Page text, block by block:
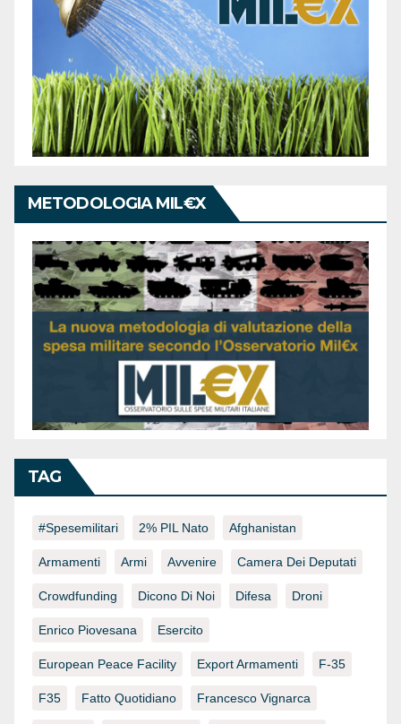
METODOLOGIA MIL€X
TAG
#spesemilitari 2% PIL Nato Afghanistan
Armamenti Armi Avvenire Camera Dei Deputati
Crowdfunding Dicono Di Noi Difesa Droni
Enrico Piovesana Esercito
European Peace Facility Export Armamenti F-35
F35 Fatto Quotidiano Francesco Vignarca